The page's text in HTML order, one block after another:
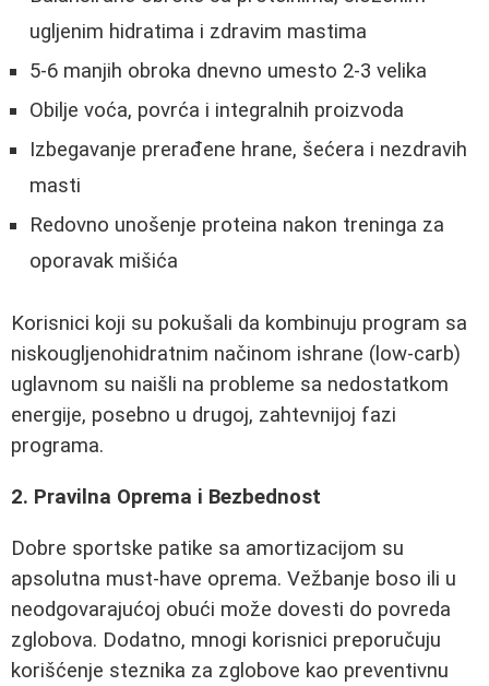
ugljenim hidratima i zdravim mastima
5-6 manjih obroka dnevno umesto 2-3 velika
Obilje voća, povrća i integralnih proizvoda
Izbegavanje prerađene hrane, šećera i nezdravih
masti
Redovno unošenje proteina nakon treninga za
oporavak mišića
Korisnici koji su pokušali da kombinuju program sa
niskougljenohidratnim načinom ishrane (low-carb)
uglavnom su naišli na probleme sa nedostatkom
energije, posebno u drugoj, zahtevnijoj fazi
programa.
2. Pravilna Oprema i Bezbednost
Dobre sportske patike sa amortizacijom su
apsolutna must-have oprema. Vežbanje boso ili u
neodgovarajućoj obući može dovesti do povreda
zglobova. Dodatno, mnogi korisnici preporučuju
korišćenje steznika za zglobove kao preventivnu